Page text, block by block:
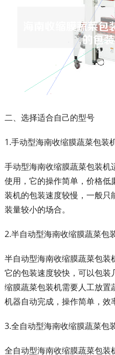
二、选择适合自己的型号
1.手动型海南收缩膜蔬菜包装
手动型海南收缩膜蔬菜包装
使用，它的操作简单，价格
装机的包装速度较慢，一般
装量较小的场合。
2.半自动型海南收缩膜蔬菜包
半自动型海南收缩膜蔬菜包装
它的包装速度较快，可以包
缩膜蔬菜包装机需要人工放
机器自动完成，操作简单，效
3.全自动型海南收缩膜蔬菜包
全自动型海南收缩膜蔬菜包装